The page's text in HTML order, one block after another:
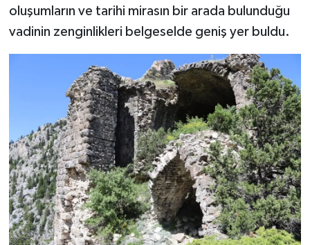
oluşumların ve tarihi mirasın bir arada bulunduğu
vadinin zenginlikleri belgeselde geniş yer buldu.